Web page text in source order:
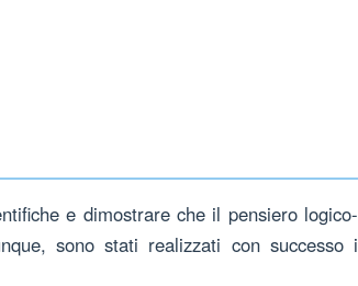
e dimostrare che il pensiero logico-
sono stati realizzati con successo i